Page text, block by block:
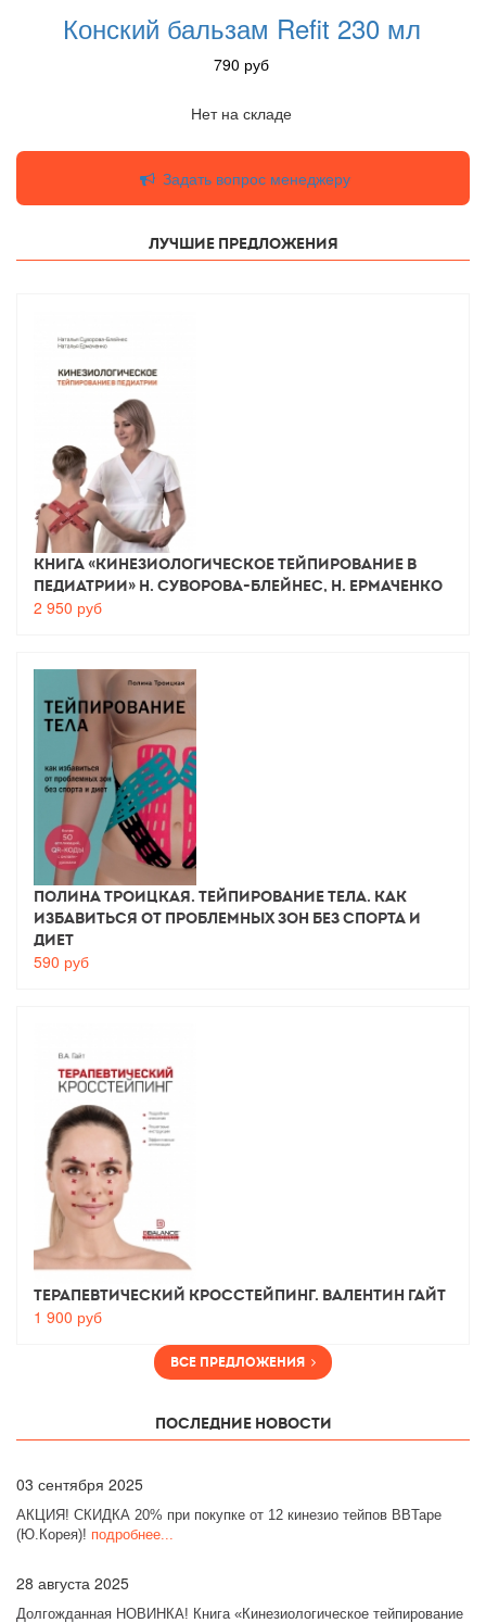
Конский бальзам Refit 230 мл
790 руб
Нет на складе
Задать вопрос менеджеру
Лучшие предложения
Книга «Кинезиологическое тейпирование в
педиатрии» Н. Суворова-Блейнес, Н. Ермаченко
2 950 руб
Полина Троицкая. Тейпирование тела. Как
избавиться от проблемных зон без спорта и
диет
590 руб
Терапевтический Кросстейпинг. Валентин Гайт
1 900 руб
Все предложения
Последние новости
03 сентября 2025
АКЦИЯ! СКИДКА 20% при покупке от 12 кинезио тейпов BBTape
(Ю.Корея)! подробнее...
28 августа 2025
Долгожданная НОВИНКА! Книга «Кинезиологическое тейпирование